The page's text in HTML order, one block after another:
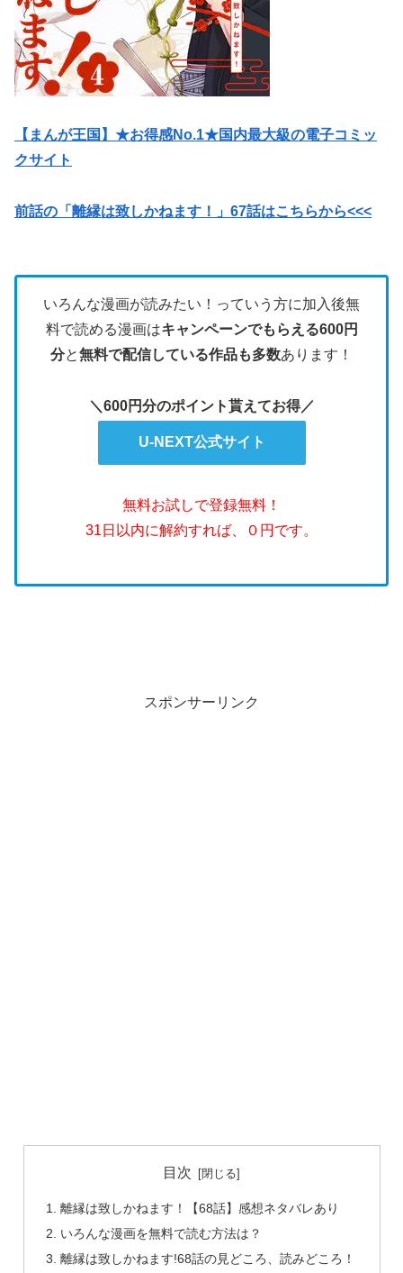
【まんが王国】★お得感No.1★国内最大級の電子コミッ
クサイト
前話の「離縁は致しかねます！」67話はこちらから<<<
いろんな漫画が読みたい！っていう方に加入後無
料で読める漫画はキャンペーンでもらえる600円
分と無料で配信している作品も多数あります！
＼600円分のポイント貰えてお得／
U-NEXT公式サイト
無料お試しで登録無料！
31日以内に解約すれば、０円です。
スポンサーリンク
目次
離縁は致しかねます！【68話】感想ネタバレあり
いろんな漫画を無料で読む方法は？
離縁は致しかねます!68話の見どころ、読みどころ！